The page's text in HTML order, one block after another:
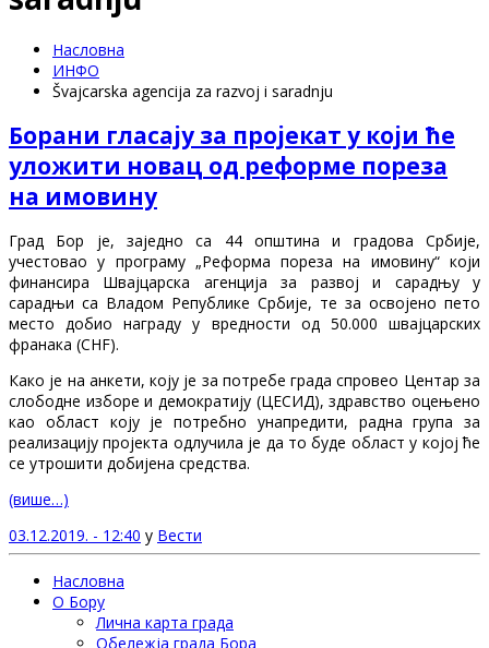
Насловна
ИНФО
Švajcarska agencija za razvoj i saradnju
Борани гласају за пројекат у који ће
уложити новац од реформе пореза
на имовину
Град Бор је, заједно са 44 општина и градова Србије,
учестовао у програму „Реформа пореза на имовину“ који
финансира Швајцарска агенција за развој и сарадњу у
сарадњи са Владом Републике Србије, те за освојено пето
место добио награду у вредности од 50.000 швајцарских
франака (CHF).
Како је на анкети, коју је за потребе града спровео Центар за
слободне изборе и демократију (ЦЕСИД), здравство оцењено
као област коју је потребно унапредити, радна група за
реализацију пројекта одлучила је да то буде област у којој ће
се утрошити добијена средства.
(више…)
03.12.2019. - 12:40 у Вести
Насловна
О Бору
Лична карта града
Обележја града Бора